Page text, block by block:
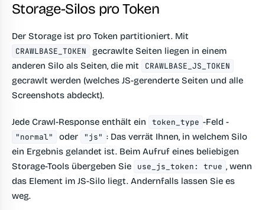
Storage-Silos pro Token
Der Storage ist pro Token partitioniert. Mit
CRAWLBASE_TOKEN
gecrawlte Seiten liegen in einem
anderen Silo als Seiten, die mit
CRAWLBASE_JS_TOKEN
gecrawlt werden (welches JS-gerenderte Seiten und alle
Screenshots abdeckt).
Jede Crawl-Response enthält ein token_type -Feld -
"normal" oder "js" : Das verrät Ihnen, in welchem Silo
ein Ergebnis gelandet ist. Beim Aufruf eines beliebigen
Storage-Tools übergeben Sie
use_js_token: true , wenn
das Element im JS-Silo liegt. Andernfalls lassen Sie es
weg.